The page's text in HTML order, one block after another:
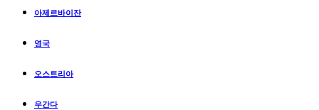
아제르바이잔
영국
오스트리아
우간다